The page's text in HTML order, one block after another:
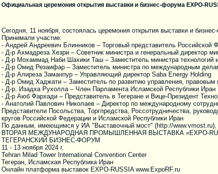
Официальная церемония открытия выставки и бизнес-форума EXPO-
Сегодня, 11 ноября, состоялась церемония открытия выставки и
Принимали участие:
- Андрей Андреевич Блинников – Торговый представитель Российской
- Д-р Ахмадреза Хезри – Советник министра и генеральный директор
- Д-р Мохаммад Наби Шахики Таш – Заместитель министра технологий
- Д-р Омид Резаифар – Заместитель министра по международным
- Д-р Алиреза Заманпур – Управляющий директор Saba Energy Holding
- Д-р Омид Хаджати – Заместитель по развитию управления,
- Д-р. Изадха Рухолла – Член Парламента Исламской Республики Иран
- Д-р Аюб Фархади – Представитель в Тегеране и Вице-Президент
- Анатолий Павлович Николаев – Директор по международному
Представители Посольства, Торгпредства, Россотрудничества,
кругов Российской Федерации и Исламской Республики Иран
По данным, имеющимся у ИА "Выставочный мост" (http://www.vmost.ru),
ВТОРАЯ МЕЖДУНАРОДНАЯ ПРОМЫШЛЕННАЯ ВЫСТАВКА «EXPO-
ТЕГЕРАНСКИЙ БИЗНЕС-ФОРУМ
11 - 13 ноября 2024 г.
Tehran Milad Tower International Convention Center
Тегеран, Исламская Республика Иран
Онлайн платформа выставок EXPO-RUSSIA www.ExpoRF.ru